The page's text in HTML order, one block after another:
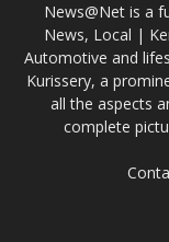
News@Net is a
News, Local |
Automotive and
Kurissery, a
all the aspects
complete